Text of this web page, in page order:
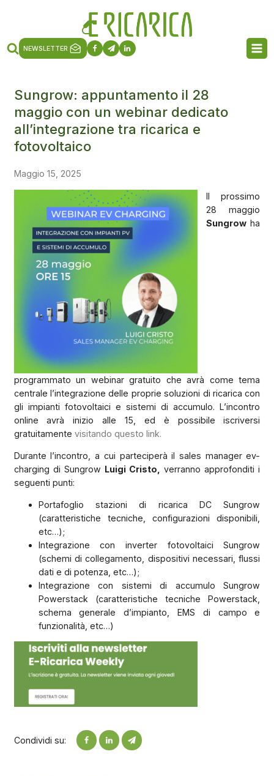
NEWSLETTER
Sungrow: appuntamento il 28
maggio con un webinar dedicato
all’integrazione tra ricarica e
fotovoltaico
Maggio 15, 2025
Il prossimo
28 maggio
Sungrowha
programmato un webinar gratuito che avrà come tema
centrale l’integrazione delle proprie soluzioni di ricarica con
gli impianti fotovoltaici e sistemi di accumulo. L’incontro
online avrà inizio alle 15, ed è possibile iscriversi
gratuitamente visitando questo link.
Durante l’incontro, a cui parteciperà il sales manager ev-
charging di Sungrow Luigi Cristo,
verranno approfonditi i
seguenti punti:
Portafoglio stazioni di ricarica DC Sungrow
(caratteristiche tecniche, configurazioni disponibili,
etc…);
Integrazione con inverter fotovoltaici Sungrow
(schemi di collegamento, dispositivi necessari, flussi
dati e di potenza, etc…);
Integrazione con sistemi di accumulo Sungrow
Powerstack (caratteristiche tecniche Powerstack,
schema generale d’impianto, EMS di campo e
funzionalità, etc…)
Condividi su: